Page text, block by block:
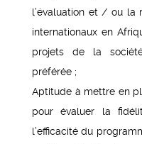
l’évaluation et / ou la
internationaux en
projets de la
préférée ;
Aptitude à mettre en
pour évaluer la
l’efficacité du